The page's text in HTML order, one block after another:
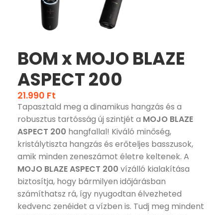
BOM x MOJO BLAZE
ASPECT 200
21.990 Ft
Tapasztald meg a dinamikus hangzás és a
robusztus tartósság új szintjét a MOJO BLAZE
ASPECT 200 hangfallal! Kiváló minőség,
kristálytiszta hangzás és erőteljes basszusok,
amik minden zeneszámot életre keltenek. A
MOJO BLAZE ASPECT 200 vízálló kialakítása
biztosítja, hogy bármilyen időjárásban
számíthatsz rá, így nyugodtan élvezheted
kedvenc zenéidet a vízben is. Tudj meg mindent